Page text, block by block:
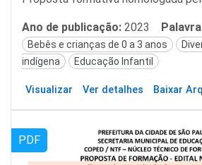
Ano de publicação: 2023
Bebês e crianças de 0 a 3 anos
indígena
Educação Infantil
Visualizar Ver detalhes Baixar
PDF